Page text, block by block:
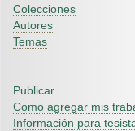
Colecciones
Autores
Temas
Publicar
Como agregar mis
Información para